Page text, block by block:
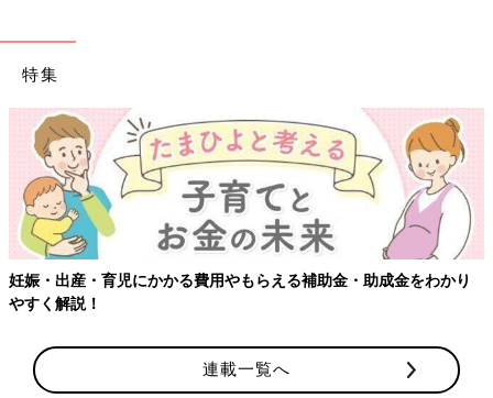
特集
妊娠・出産・育児にかかる費用やもらえる補助金・助成金をわかり
やすく解説！
連載一覧へ